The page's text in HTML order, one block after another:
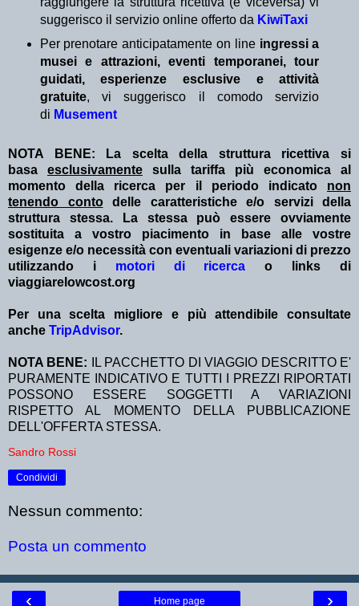
suggerisco il servizio online offerto da KiwiTaxi
Per prenotare anticipatamente on line ingressi a
musei e attrazioni, eventi temporanei, tour
guidati, esperienze esclusive e attività
gratuite, vi suggerisco il comodo servizio
di Musement
NOTA BENE: La scelta della struttura ricettiva si
basa esclusivamente sulla tariffa più economica al
momento della ricerca per il periodo indicato non
tenendo contodelle caratteristiche e/o servizi della
struttura stessa. La stessa può essere ovviamente
sostituita a vostro piacimento in base alle vostre
esigenze e/o necessità con eventuali variazioni di prezzo
utilizzando i motori di ricerca o links di
viaggiarelowcost.org
Per una scelta migliore e più attendibile consultate
anche TripAdvisor.
NOTA BENE:
IL PACCHETTO DI VIAGGIO DESCRITTO E'
PURAMENTE INDICATIVO E TUTTI I PREZZI RIPORTATI
POSSONO ESSERE SOGGETTI A VARIAZIONI
RISPETTO AL MOMENTO DELLA PUBBLICAZIONE
DELL'OFFERTA STESSA.
Sandro Rossi
Condividi
Nessun commento:
Posta un commento
‹ ›
Home page